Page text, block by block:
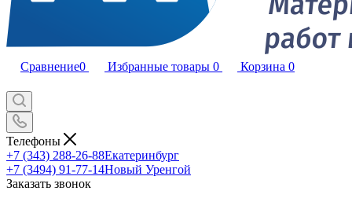
Сравнение0 Избранные товары 0 Корзина 0
Телефоны
+7 (343) 288-26-88Екатеринбург
+7 (3494) 91-77-14Новый Уренгой
Заказать звонок